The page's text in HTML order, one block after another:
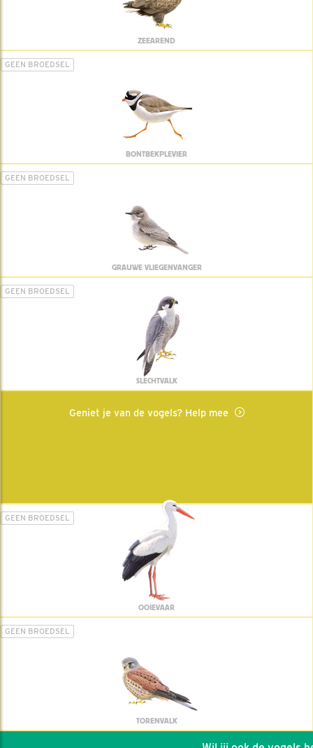
ZEEAREND
GEEN BROEDSEL
BONTBEKPLEVIER
GEEN BROEDSEL
GRAUWE VLIEGENVANGER
GEEN BROEDSEL
SLECHTVALK
Geniet je van de vogels? Help mee
GEEN BROEDSEL
OOIEVAAR
GEEN BROEDSEL
TORENVALK